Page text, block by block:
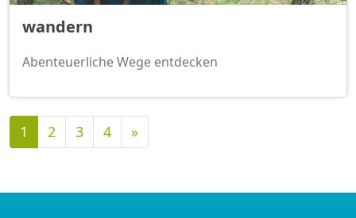
wandern
Abenteuerliche Wege entdecken
1 2 3 4 »Nächste